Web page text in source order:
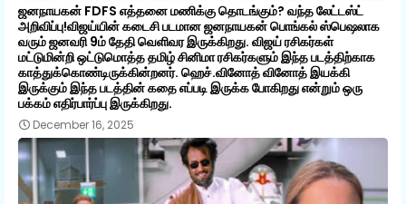
ஜனநாயகன் FDFS எத்தனை மணிக்கு தொடங்கும்? வந்த லேட்டஸ்ட்
அறிவிப்பு!விஜய்யின் கடைசி படமான ஜனநாயகன் பொங்கல் ஸ்பெஷலாக
வரும் ஜனவரி 9ம் தேதி வெளிவர இருக்கிறது. விஜய் ரசிகர்கள்
மட்டுமின்றி ஒட்டுமொத்த தமிழ் சினிமா ரசிகர்களும் இந்த படத்திற்காக
காத்துக்கொண்டிருக்கின்றனர். ஹெச்.வினோத் வினோத் இயக்கி
இருக்கும் இந்த படத்தின் கதை எப்படி இருக்க போகிறது என்றும் ஒரு
பக்கம் எதிர்பார்ப்பு இருக்கிறது.
December 16, 2025